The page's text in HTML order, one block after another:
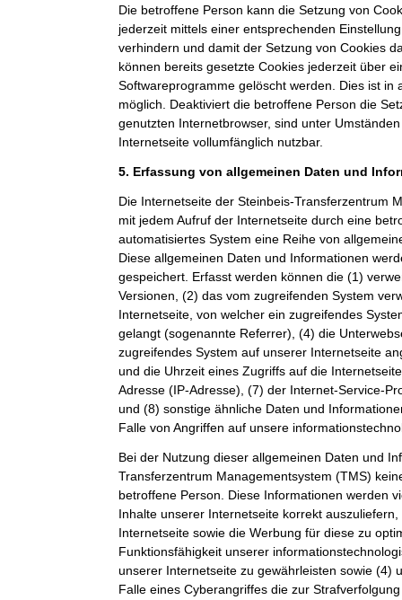
Die betroffene Person kann die Setzung von
jederzeit mittels einer entsprechenden
verhindern und damit der Setzung von Cookies
können bereits gesetzte Cookies jederzeit über
Softwareprogramme gelöscht werden. Dies ist in
möglich. Deaktiviert die betroffene Person die
genutzten Internetbrowser, sind unter
Internetseite vollumfänglich nutzbar.
5. Erfassung von allgemeinen Daten und
Die Internetseite der Steinbeis-Transferzentrum
mit jedem Aufruf der Internetseite durch eine
automatisiertes System eine Reihe von
Diese allgemeinen Daten und Informationen
gespeichert. Erfasst werden können die (1)
Versionen, (2) das vom zugreifenden System
Internetseite, von welcher ein zugreifendes
gelangt (sogenannte Referrer), (4) die
zugreifendes System auf unserer Internetseite
und die Uhrzeit eines Zugriffs auf die
Adresse (IP-Adresse), (7) der Internet-Service-
und (8) sonstige ähnliche Daten und
Falle von Angriffen auf unsere
Bei der Nutzung dieser allgemeinen Daten und
Transferzentrum Managementsystem (TMS)
betroffene Person. Diese Informationen werden
Inhalte unserer Internetseite korrekt
Internetseite sowie die Werbung für diese zu
Funktionsfähigkeit unserer
unserer Internetseite zu gewährleisten sowie (4)
Falle eines Cyberangriffes die zur